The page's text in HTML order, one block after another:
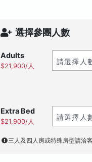
選擇參團人數
Adults
$21,900/人
Extra Bed
$21,900/人
三人及四人房或特殊房型請洽